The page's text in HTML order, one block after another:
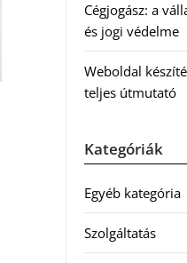
Cégjogász: a
és jogi védelme
Weboldal
teljes útmutató
Kategóriák
Egyéb kategória
Szolgáltatás